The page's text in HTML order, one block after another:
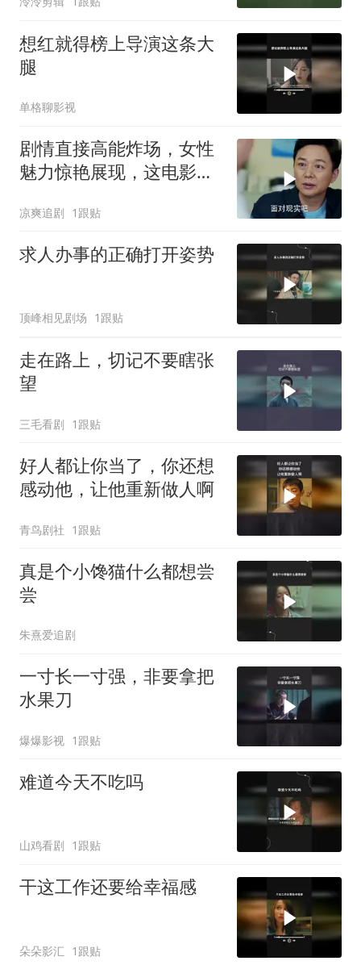
想红就得榜上导演这条大
腿
单格聊影视
剧情直接高能炸场，女性
魅力惊艳展现，这电影堪
凉爽追剧 1跟贴
求人办事的正确打开姿势
顶峰相见剧场 1跟贴
走在路上，切记不要瞎张
望
三毛看剧 1跟贴
好人都让你当了，你还想
感动他，让他重新做人啊
青鸟剧社 1跟贴
真是个小馋猫什么都想尝
尝
朱熹爱追剧
一寸长一寸强，非要拿把
水果刀
爆爆影视 1跟贴
难道今天不吃吗
山鸡看剧 1跟贴
干这工作还要给幸福感
朵朵影汇 1跟贴